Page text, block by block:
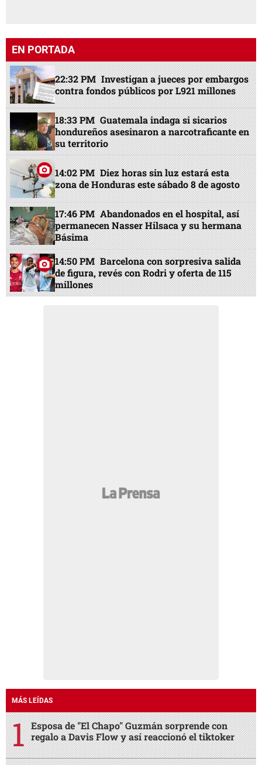
EN PORTADA
22:32 PM Investigan a jueces por embargos
contra fondos públicos por L921 millones
18:33 PM Guatemala indaga si sicarios
hondureños asesinaron a narcotraficante en
su territorio
14:02 PM Diez horas sin luz estará esta
zona de Honduras este sábado 8 de agosto
17:46 PM Abandonados en el hospital, así
permanecen Nasser Hilsaca y su hermana
Básima
14:50 PM Barcelona con sorpresiva salida
de figura, revés con Rodri y oferta de 115
millones
MÁS LEÍDAS
Esposa de "El Chapo" Guzmán sorprende con
regalo a Davis Flow y así reaccionó el tiktoker